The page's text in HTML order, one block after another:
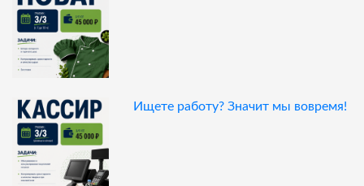
Ищете работу? Значит мы вовремя!